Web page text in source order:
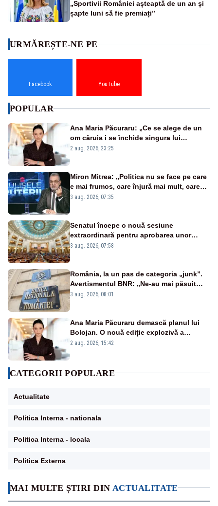
„Sportivii României așteaptă de un an și
șapte luni să fie premiați”
MAI MULTE ȘTIRI DIN ACTUALITATE
URMĂREȘTE-NE PE
Facebook YouTube
POPULAR
Ana Maria Păcuraru: „Ce se alege de un
om căruia i se închide singura lui
portiță?”
2 aug. 2026, 23:25
Miron Mitrea: „Politica nu se face pe care
e mai frumos, care înjură mai mult, care
țipă mai tare, ci pe proiecte”
3 aug. 2026, 07:35
Senatul începe o nouă sesiune
extraordinară pentru aprobarea unor
jaloane din PNRR
3 aug. 2026, 07:58
România, la un pas de categoria „junk”.
Avertismentul BNR: „Ne-au mai păsuit
pentru câteva luni”
3 aug. 2026, 08:01
Ana Maria Păcuraru demască planul lui
Bolojan. O nouă ediție explozivă a
emisiunii „Miza Zilei” la Realitatea PLUS
2 aug. 2026, 15:42
CATEGORII POPULARE
Actualitate
Politica Interna - nationala
Politica Interna - locala
Politica Externa